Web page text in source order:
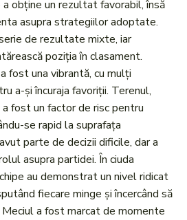
obține un rezultat favorabil, însă
asupra strategiilor adoptate.
de rezultate mixte, iar
poziția în clasament.
fost una vibrantă, cu mulți
a-și încuraja favoriții. Terenul,
fost un factor de risc pentru
se rapid la suprafața
parte de decizii dificile, dar a
asupra partidei. În ciuda
au demonstrat un nivel ridicat
fiecare minge și încercând să
a fost marcat de momente